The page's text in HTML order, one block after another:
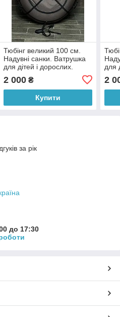
Тюбінг великий 100 см.
Надувні санки. Ватрушка
для дітей і дорослих.
гірці.
2 000₴
Купити
для
гірці.
2
за рік
до 17:30